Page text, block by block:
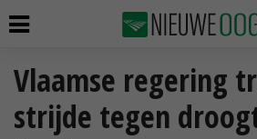
Vlaamse regering
strijde tegen